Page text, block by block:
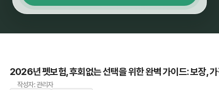
2026년 펫보험, 후회없는 선택을 위한 완벽 가이드: 보장,
작성자: 관리자